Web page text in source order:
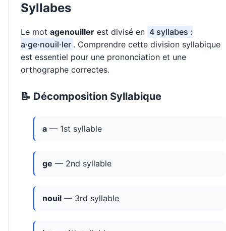
Syllabes
Le mot agenouiller est divisé en 4 syllabes :
a·ge·nouil·ler . Comprendre cette division syllabique
est essentiel pour une prononciation et une
orthographe correctes.
📝 Décomposition Syllabique
a — 1st syllable
ge — 2nd syllable
nouil — 3rd syllable